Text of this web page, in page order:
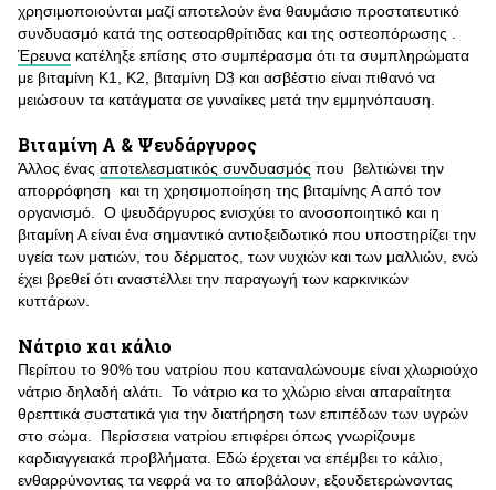
χρησιμοποιούνται μαζί αποτελούν ένα θαυμάσιο προστατευτικό
συνδυασμό κατά της οστεοαρθρίτιδας και της οστεοπόρωσης .
Έρευνα κατέληξε επίσης στο συμπέρασμα ότι τα συμπληρώματα
με βιταμίνη Κ1, Κ2, βιταμίνη D3 και ασβέστιο είναι πιθανό να
μειώσουν τα κατάγματα σε γυναίκες μετά την εμμηνόπαυση.
Βιταμίνη Α & Ψευδάργυρος
Άλλος ένας αποτελεσματικός συνδυασμός που βελτιώνει την
απορρόφηση και τη χρησιμοποίηση της βιταμίνης Α από τον
οργανισμό. Ο ψευδάργυρος ενισχύει το ανοσοποιητικό και η
βιταμίνη Α είναι ένα σημαντικό αντιοξειδωτικό που υποστηρίζει την
υγεία των ματιών, του δέρματος, των νυχιών και των μαλλιών, ενώ
έχει βρεθεί ότι αναστέλλει την παραγωγή των καρκινικών
κυττάρων.
Νάτριο και κάλιο
Περίπου το 90% του νατρίου που καταναλώνουμε είναι χλωριούχο
νάτριο δηλαδή αλάτι. Το νάτριο κα το χλώριο είναι απαραίτητα
θρεπτικά συστατικά για την διατήρηση των επιπέδων των υγρών
στο σώμα. Περίσσεια νατρίου επιφέρει όπως γνωρίζουμε
καρδιαγγειακά προβλήματα. Εδώ έρχεται να επέμβει το κάλιο,
ενθαρρύνοντας τα νεφρά να το αποβάλουν, εξουδετερώνοντας